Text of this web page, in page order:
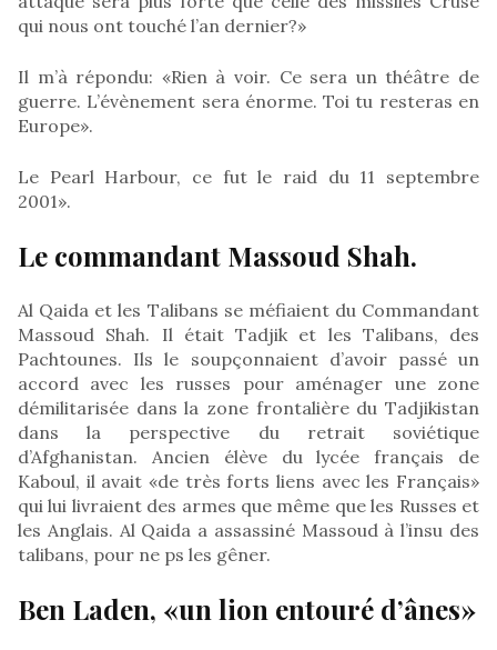
qui nous ont touché l’an dernier?»
Il m’à répondu: «Rien à voir. Ce sera un théâtre de
guerre. L’évènement sera énorme. Toi tu resteras en
Europe».
Le Pearl Harbour, ce fut le raid du 11 septembre
2001».
Le commandant Massoud Shah.
Al Qaida et les Talibans se méfiaient du Commandant
Massoud Shah. Il était Tadjik et les Talibans, des
Pachtounes. Ils le soupçonnaient d’avoir passé un
accord avec les russes pour aménager une zone
démilitarisée dans la zone frontalière du Tadjikistan
dans la perspective du retrait soviétique
d’Afghanistan. Ancien élève du lycée français de
Kaboul, il avait «de très forts liens avec les Français»
qui lui livraient des armes que même que les Russes et
les Anglais. Al Qaida a assassiné Massoud à l’insu des
talibans, pour ne ps les gêner.
Ben Laden, «un lion entouré d’ânes»